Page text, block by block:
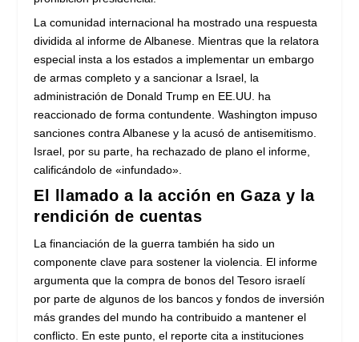
La comunidad internacional ha mostrado una respuesta
dividida al informe de Albanese. Mientras que la relatora
especial insta a los estados a implementar un embargo
de armas completo y a sancionar a Israel, la
administración de Donald Trump en EE.UU. ha
reaccionado de forma contundente. Washington impuso
sanciones contra Albanese y la acusó de antisemitismo.
Israel, por su parte, ha rechazado de plano el informe,
calificándolo de «infundado».
El llamado a la acción en Gaza y la
rendición de cuentas
La financiación de la guerra también ha sido un
componente clave para sostener la violencia. El informe
argumenta que la compra de bonos del Tesoro israelí
por parte de algunos de los bancos y fondos de inversión
más grandes del mundo ha contribuido a mantener el
conflicto. En este punto, el reporte cita a instituciones